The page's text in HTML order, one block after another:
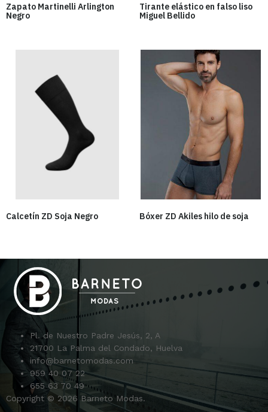
Zapato Martinelli Arlington
Negro
Tirante elástico en falso liso
Miguel Bellido
Calcetín ZD Soja Negro Bóxer ZD Akiles hilo de soja
Pl. de Nuestro Padre Jesús, 2, A
21700 La Palma del Condado, Huelva
info@barnetomodas.com
959 40 07 22
655 63 70 49
Copyright © 2026 Barneto Modas.